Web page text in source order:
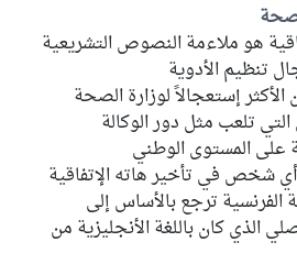
هو ملاءمة النصوص التشريعية
تنظيم الأدوية
إستعجالاً لوزارة الصحة
تلعب مثل دور الوكالة
على المستوى الوطني
أي شخص في تأخير هاته الإتفاقية
الفرنسية ترجع بالأساس إلى
الذي كان باللغة الأنجليزية من